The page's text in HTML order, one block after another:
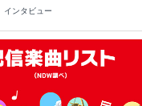
インタビュー